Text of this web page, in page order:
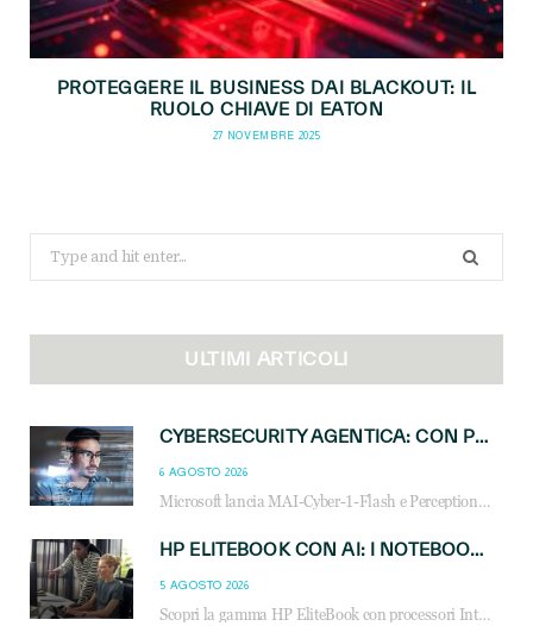
PROTEGGERE IL BUSINESS DAI BLACKOUT: IL
RUOLO CHIAVE DI EATON
27 NOVEMBRE 2025
Search
for:
ULTIMI ARTICOLI
CYBERSECURITY AGENTICA: CON PERCEPTION E MAI-CYBER-1-FLASH MICROSOFT APRE NUOVI SERVIZI PER IL CANALE
6 AGOSTO 2026
Microsoft lancia MAI-Cyber-1-Flash e Perception: cybersecurity agentica in preview dal 3 novembre. Cosa cambia per MSP, system integrator e reseller.
HP ELITEBOOK CON AI: I NOTEBOOK BUSINESS INTELLIGENTI CHE TRASFORMANO PRODUTTIVITÀ, SICUREZZA E LAVORO IBRIDO
5 AGOSTO 2026
Scopri la gamma HP EliteBook con processori Intel® Core™ Ultra e AMD Ryzen™ AI. Notebook business progettati per aumentare la produttività, migliorare la collaborazione e garantire sicurezza avanzata in ufficio e in mobilità.